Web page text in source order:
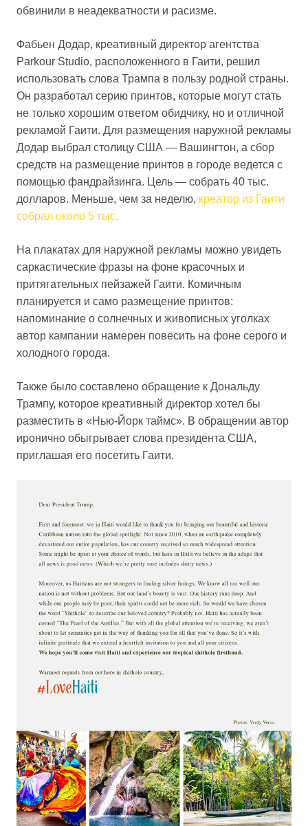
обвинили в неадекватности и расизме.
Фабьен Додар, креативный директор агентства
Parkour Studio, расположенного в Гаити, решил
использовать слова Трампа в пользу родной страны.
Он разработал серию принтов, которые могут стать
не только хорошим ответом обидчику, но и отличной
рекламой Гаити. Для размещения наружной рекламы
Додар выбрал столицу США — Вашингтон, а сбор
средств на размещение принтов в городе ведется с
помощью фандрайзинга. Цель — собрать 40 тыс.
долларов. Меньше, чем за неделю, креатор из Гаити
собрал около 5 тыс.
На плакатах для наружной рекламы можно увидеть
саркастические фразы на фоне красочных и
притягательных пейзажей Гаити. Комичным
планируется и само размещение принтов:
напоминание о солнечных и живописных уголках
автор кампании намерен повесить на фоне серого и
холодного города.
Также было составлено обращение к Дональду
Трампу, которое креативный директор хотел бы
разместить в «Нью-Йорк таймс». В обращении автор
иронично обыгрывает слова президента США,
приглашая его посетить Гаити.